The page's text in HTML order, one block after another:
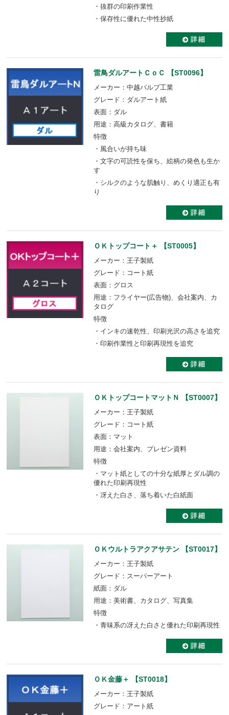
・抜群の印刷作業性
・保存性に優れた中性抄紙
雷鳥ダルアートＣｏＣ 【ST0096】
メーカー：中越パルプ工業
グレード：ダルアート紙
表面：ダル
用途：高級カタログ、書籍
特徴
・風合いが持ち味
・文字の可読性を保ち、絵柄の発色も生か
す
・シルクのような肌触り、めくり適正も有
り
ＯＫトップコート＋ 【ST0005】
メーカー：王子製紙
グレード：コート紙
表面：グロス
用途：フライヤー(広告物)、会社案内、カ
タログ
特徴
・インキの速乾性、印刷光沢の高さを追究
・印刷作業性と印刷再現性を追究
ＯＫトップコートマットＮ 【ST0007】
メーカー：王子製紙
グレード：コート紙
表面：マット
用途：会社案内、プレゼン資料
特徴
・マット紙としての十分な紙厚とダル調の
優れた印刷再現性
・冴えた白さ、落ち着いた白紙面
ＯＫウルトラアクアサテン 【ST0017】
メーカー：王子製紙
グレード：スーパーアート
紙面：ダル
用途：美術書、カタログ、写真集
特徴
・青味系の冴えた白さと優れた印刷再現性
ＯＫ金藤＋ 【ST0018】
メーカー：王子製紙
グレード：アート紙